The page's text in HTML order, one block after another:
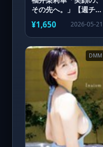
その先へ。」【週チャ
ンデジグラ】
¥1,650 2026-05-21
DMM